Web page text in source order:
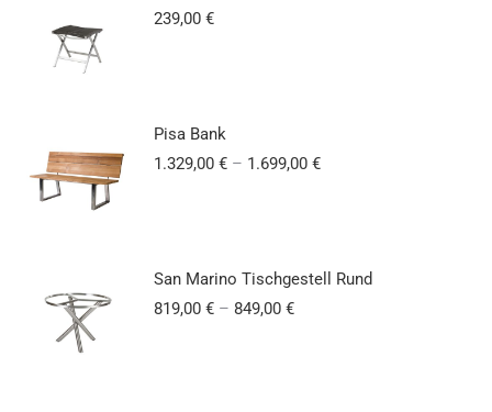
239,00 €
Pisa Bank
1.329,00 € – 1.699,00 €
San Marino Tischgestell Rund
819,00 € – 849,00 €